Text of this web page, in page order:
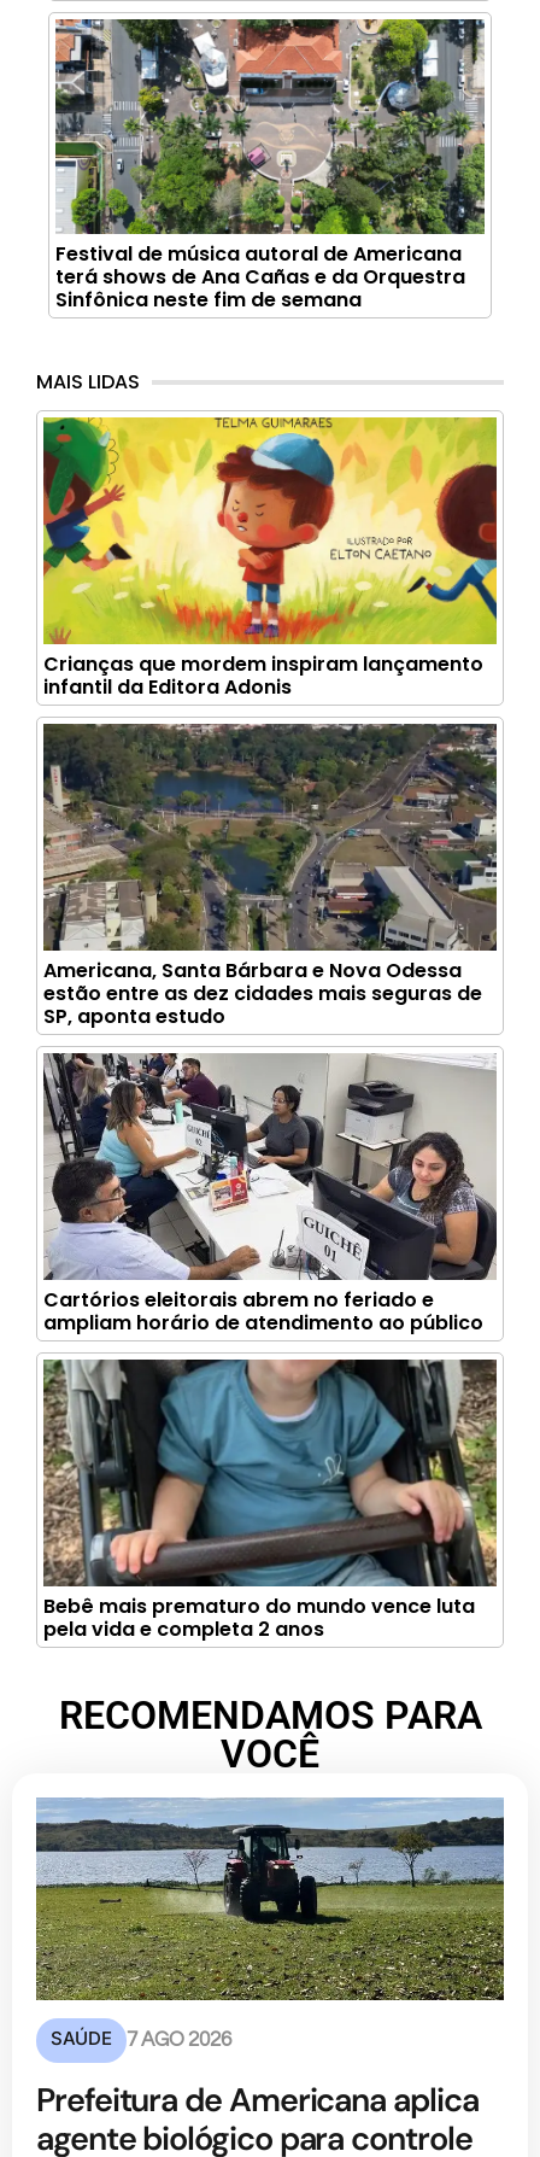
Festival de música autoral de Americana
terá shows de Ana Cañas e da Orquestra
Sinfônica neste fim de semana
MAIS LIDAS
Crianças que mordem inspiram lançamento
infantil da Editora Adonis
Americana, Santa Bárbara e Nova Odessa
estão entre as dez cidades mais seguras de
SP, aponta estudo
Cartórios eleitorais abrem no feriado e
ampliam horário de atendimento ao público
Bebê mais prematuro do mundo vence luta
pela vida e completa 2 anos
RECOMENDAMOS PARA
VOCÊ
SAÚDE 7 AGO 2026
Prefeitura de Americana aplica
agente biológico para controle